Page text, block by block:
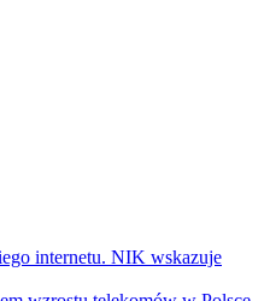
internetu. NIK wskazuje